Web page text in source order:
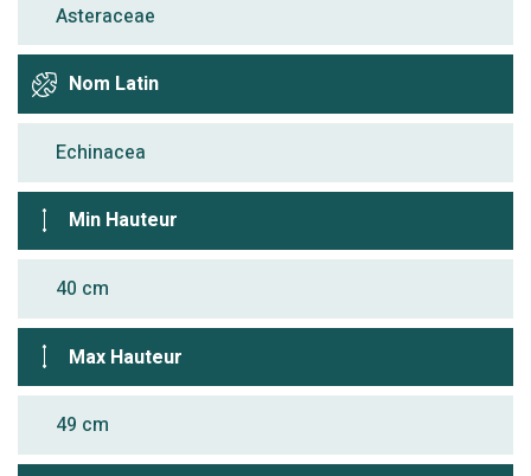
Asteraceae
Nom Latin
Echinacea
Min Hauteur
40 cm
Max Hauteur
49 cm